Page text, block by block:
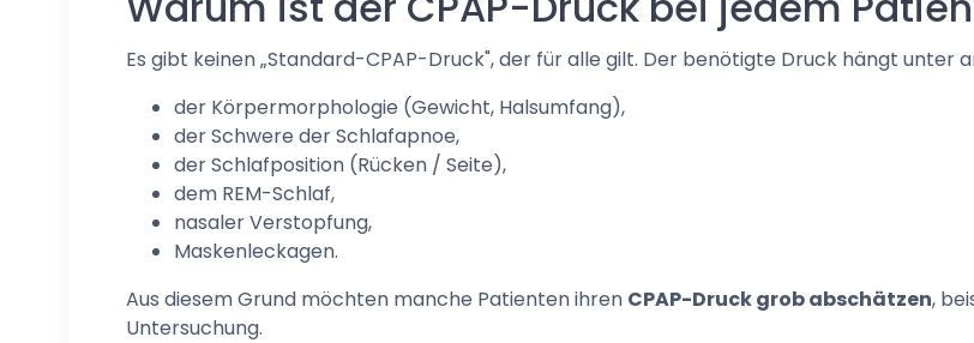
Es gibt keinen „Standard-CPAP-Druck", der für alle gilt. Der benötigte Druck hängt unter
der Körpermorphologie (Gewicht, Halsumfang),
der Schwere der Schlafapnoe,
der Schlafposition (Rücken / Seite),
dem REM-Schlaf,
nasaler Verstopfung,
Maskenleckagen.
Aus diesem Grund möchten manche Patienten ihren CPAP-Druck grob abschätzen,
Untersuchung.